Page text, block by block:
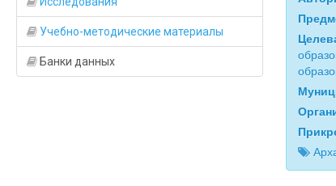
Учебно-методические материалы
Банки данных